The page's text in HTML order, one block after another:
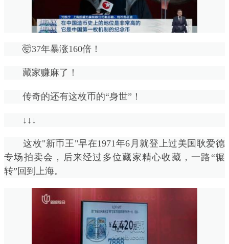
🤯37年暴涨160倍！
藏家赚麻了！
传奇的还有这枚币的“身世”！
↓↓↓
这枚"新币王"早在1971年6月就登上过美国耿爱德
专场拍卖会，后来经过多位藏家精心收藏，一路“辗
转”回到上海。